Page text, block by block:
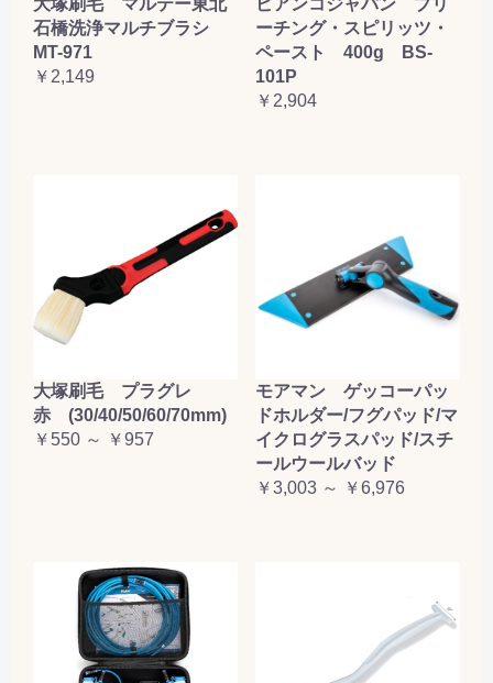
石橋洗浄マルチブラシ
MT-971
￥2,149
ーチング・スピリッツ・
ペースト 400g BS-
101P
￥2,904
大塚刷毛 プラグレ
赤 (30/40/50/60/70mm)
￥550 ～ ￥957
モアマン ゲッコーパッ
ドホルダー/フグパッド/マ
イクログラスパッド/スチ
ールウールバッド
￥3,003 ～ ￥6,976